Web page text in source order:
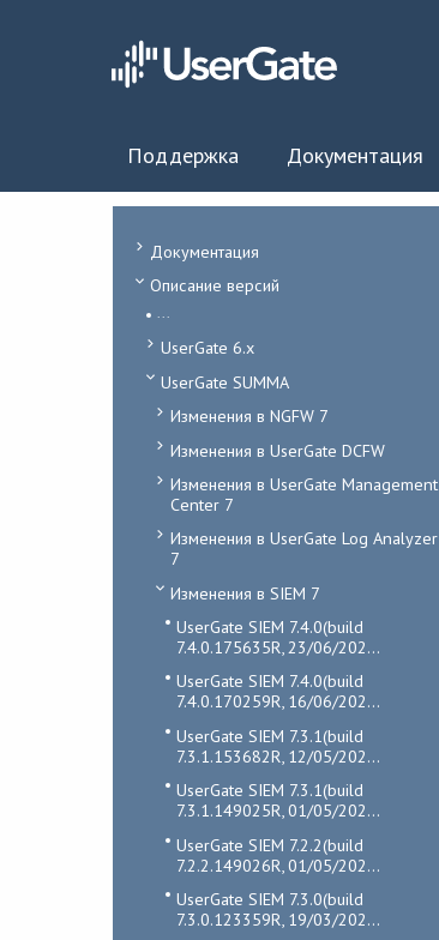
Поддержка Документация
Документация
Описание версий
UserGate 6.x
UserGate SUMMA
Изменения в NGFW 7
Изменения в UserGate DCFW
Изменения в UserGate Management
Center 7
Изменения в UserGate Log Analyzer
7
Изменения в SIEM 7
UserGate SIEM 7.4.0(build
7.4.0.175635R, 23/06/202...
UserGate SIEM 7.4.0(build
7.4.0.170259R, 16/06/202...
UserGate SIEM 7.3.1(build
7.3.1.153682R, 12/05/202...
UserGate SIEM 7.3.1(build
7.3.1.149025R, 01/05/202...
UserGate SIEM 7.2.2(build
7.2.2.149026R, 01/05/202...
UserGate SIEM 7.3.0(build
7.3.0.123359R, 19/03/202...